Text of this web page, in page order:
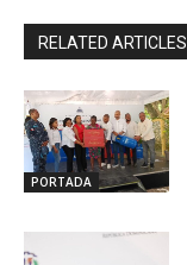
RELATED ARTICLES
PORTADA